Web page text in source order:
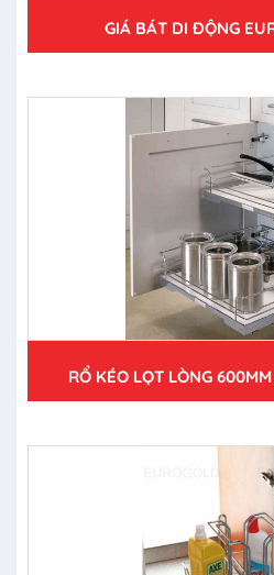
GIÁ BÁT DI ĐỘNG
RỔ KÉO LỌT LÒNG